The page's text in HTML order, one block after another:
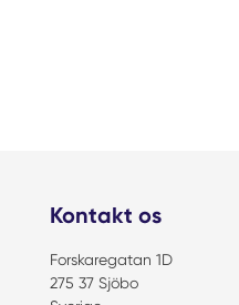
Kontakt os
Forskaregatan 1D
275 37 Sjöbo